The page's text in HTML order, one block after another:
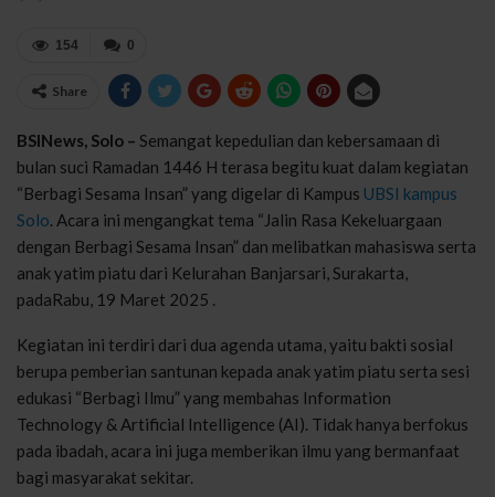
0
154
Share
BSINews, Solo – Semangat kepedulian dan kebersamaan di
bulan suci Ramadan 1446 H terasa begitu kuat dalam kegiatan
“Berbagi Sesama Insan” yang digelar di Kampus UBSI kampus
Solo. Acara ini mengangkat tema “Jalin Rasa Kekeluargaan
dengan Berbagi Sesama Insan” dan melibatkan mahasiswa serta
anak yatim piatu dari Kelurahan Banjarsari, Surakarta,
padaRabu, 19 Maret 2025 .
Kegiatan ini terdiri dari dua agenda utama, yaitu bakti sosial
berupa pemberian santunan kepada anak yatim piatu serta sesi
edukasi “Berbagi Ilmu” yang membahas Information
Technology & Artificial Intelligence (AI). Tidak hanya berfokus
pada ibadah, acara ini juga memberikan ilmu yang bermanfaat
bagi masyarakat sekitar.